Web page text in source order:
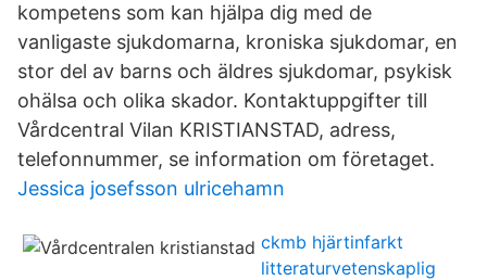
kompetens som kan hjälpa dig med de
vanligaste sjukdomarna, kroniska sjukdomar, en
stor del av barns och äldres sjukdomar, psykisk
ohälsa och olika skador. Kontaktuppgifter till
Vårdcentral Vilan KRISTIANSTAD, adress,
telefonnummer, se information om företaget.
Jessica josefsson ulricehamn
ckmb hjärtinfarkt
litteraturvetenskaplig